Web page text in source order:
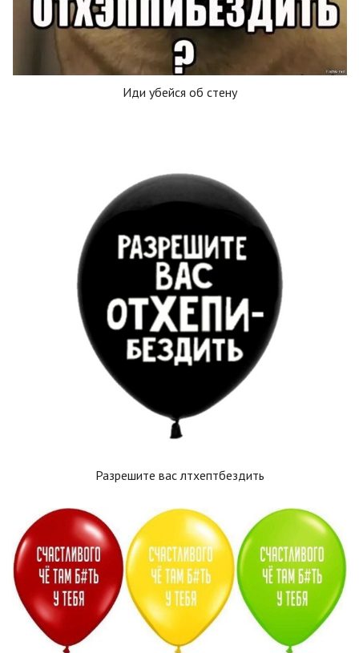
Иди убейся об стену
Разрешите вас лтхептбездить